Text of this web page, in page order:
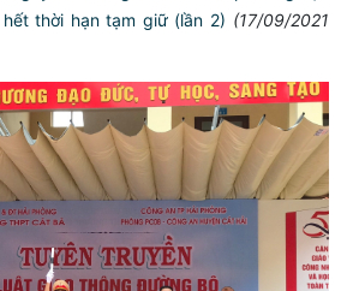
thời hạn tạm giữ (lần 2) (17/09/2021